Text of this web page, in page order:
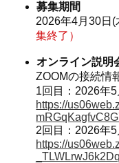
募集期間
2026年4月30日
集終了）
オンライン説明
ZOOMの接続情
1回目：2026年
https://
2回目：2026年
https://